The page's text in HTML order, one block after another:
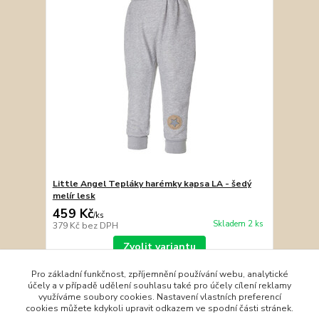
Little Angel Tepláky harémky kapsa LA - šedý
melír lesk
459 Kč/ks
379 Kč bez DPH Skladem 2 ks
Zvolit variantu
strana z 1
Pro základní funkčnost, zpříjemnění používání webu, analytické
účely a v případě udělení souhlasu také pro účely cílení reklamy
využíváme soubory cookies. Nastavení vlastních preferencí
cookies můžete kdykoli upravit odkazem ve spodní části stránek.